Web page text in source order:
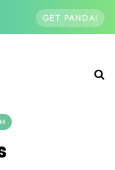
GET PANDAI